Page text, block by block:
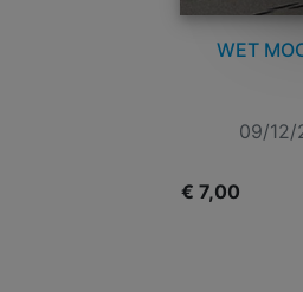
WET
09/12/
€ 7,00